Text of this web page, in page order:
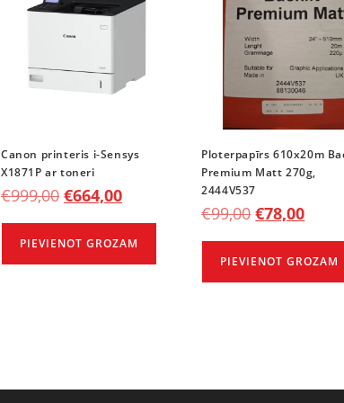
Canon printeris i-Sensys
X1871P ar toneri
€999,00 €664,00
PIEVIENOT GROZAM
Ploterpapīrs 610x20m
Premium Matt 270g,
2444V537
€99,00 €78,00
PIEVIENOT GROZAM